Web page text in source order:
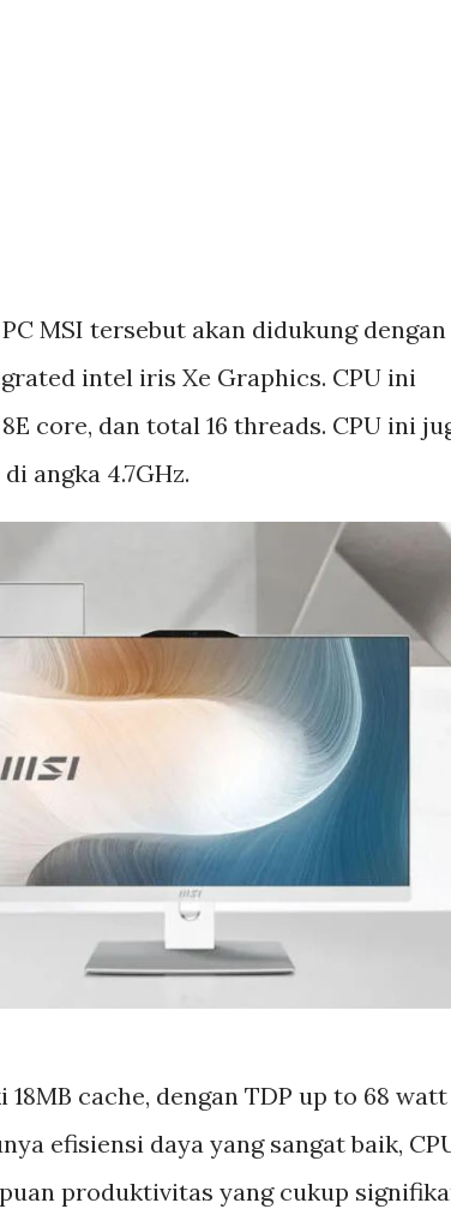
MSI tersebut akan didukung dengan
intel iris Xe Graphics. CPU ini
core, dan total 16 threads. CPU ini
angka 4.7GHz.
cache, dengan TDP up to 68 watt
efisiensi daya yang sangat baik,
produktivitas yang cukup